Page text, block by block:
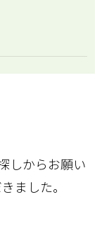
しからお願い
ました。